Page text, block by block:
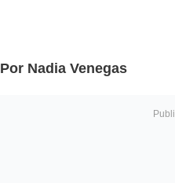
Por Nadia Venegas